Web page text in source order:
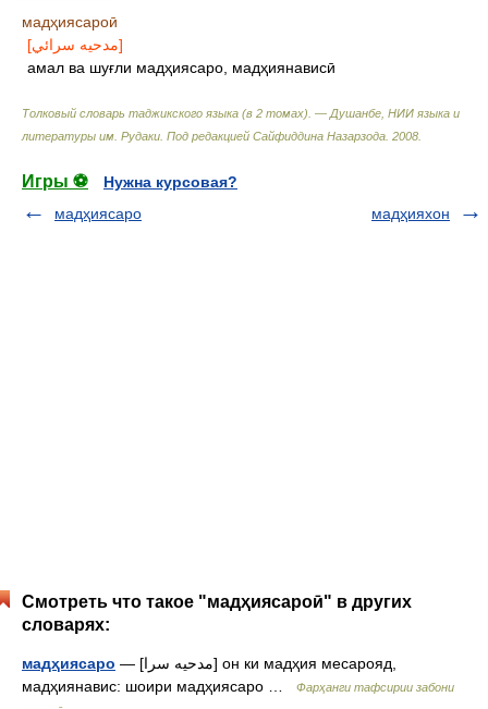
мадҳиясароӣ
[مدحيه سرائي]
амал ва шуғли мадҳиясаро, мадҳиянависӣ
Толковый словарь таджикского языка (в 2 томах). — Душанбе, НИИ языка и
литературы им. Рудаки Под редакцией Сайфиддина Назарзода 2008
Игры ⚽
Нужна курсовая?
мадҳиясаро
мадҳияхон
Смотреть что такое "мадҳиясароӣ" в других
словарях:
мадҳиясаро — [مدحيه سرا] он ки мадҳия месарояд,
мадҳиянавис: шоири мадҳиясаро …
Фарҳанги тафсирии забони